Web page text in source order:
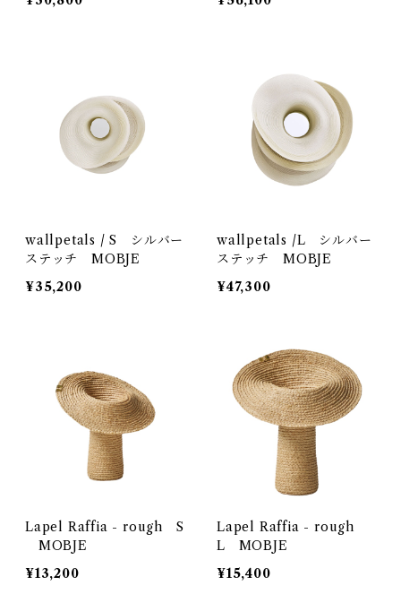
wallpetals / S シルバー
ステッチ MOBJE
¥35,200
wallpetals /L シルバー
ステッチ MOBJE
¥47,300
Lapel Raffia - rough S
MOBJE
¥13,200
Lapel Raffia - rough
L MOBJE
¥15,400